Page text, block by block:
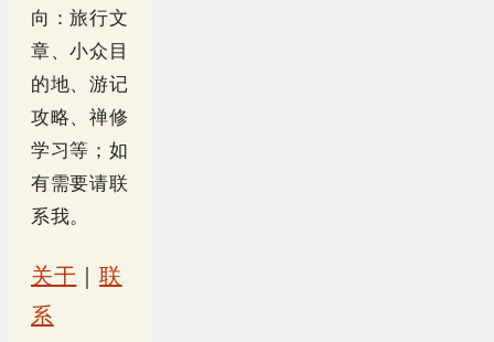
向：旅行文
章、小众目
的地、游记
攻略、禅修
学习等；如
有需要请联
系我。
关于 ｜联
系